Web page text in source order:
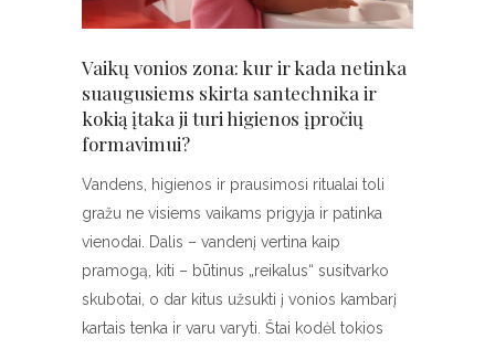
Vaikų vonios zona: kur ir kada netinka
suaugusiems skirta santechnika ir
kokią įtaka ji turi higienos įpročių
formavimui?
Vandens, higienos ir prausimosi ritualai toli
gražu ne visiems vaikams prigyja ir patinka
vienodai. Dalis – vandenį vertina kaip
pramogą, kiti – būtinus „reikalus“ susitvarko
skubotai, o dar kitus užsukti į vonios kambarį
kartais tenka ir varu varyti. Štai kodėl tokios